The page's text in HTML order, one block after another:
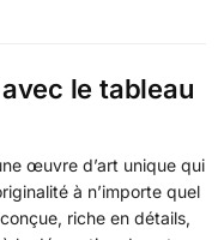
le tableau
œuvre d’art unique qui
à n’importe quel
riche en détails,